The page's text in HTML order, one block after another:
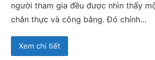
người tham gia đều được nhìn thấy
chân thực và công bằng. Đó chính…
Xem chi tiết